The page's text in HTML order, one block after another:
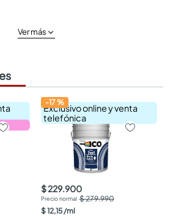
Ver más
Exclusivo online y venta
telefónica
-17%
$ 229.900
$ 279.990
$12,15 /ml